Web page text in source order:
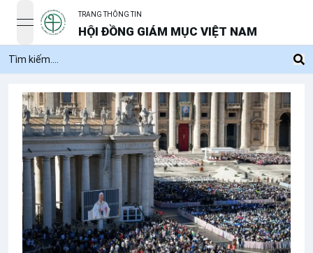
open navigation menu
TRANG THÔNG TIN
HỘI ĐỒNG GIÁM MỤC VIỆT NAM